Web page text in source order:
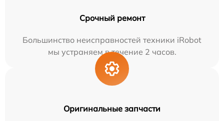
Срочный ремонт
Большинство неисправностей техники iRobot
мы устраняем в течение 2 часов.
Оригинальные запчасти